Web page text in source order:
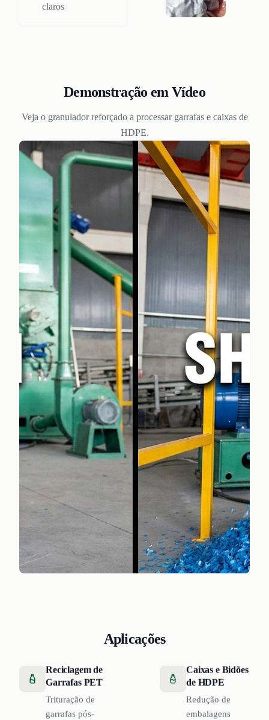
claros
Demonstração em Vídeo
Veja o granulador reforçado a processar garrafas e caixas de
HDPE.
Aplicações
Reciclagem de
Garrafas PET
Trituração de
garrafas pós-
Caixas e Bidões
de HDPE
Redução de
embalagens